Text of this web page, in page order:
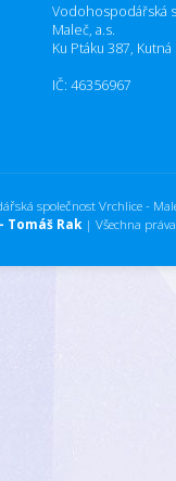
Vodohospodářská
Maleč, a.s.
Ku Ptáku 387,
IČ: 46356967
společnost Vrchlice -
Rak | Všechna